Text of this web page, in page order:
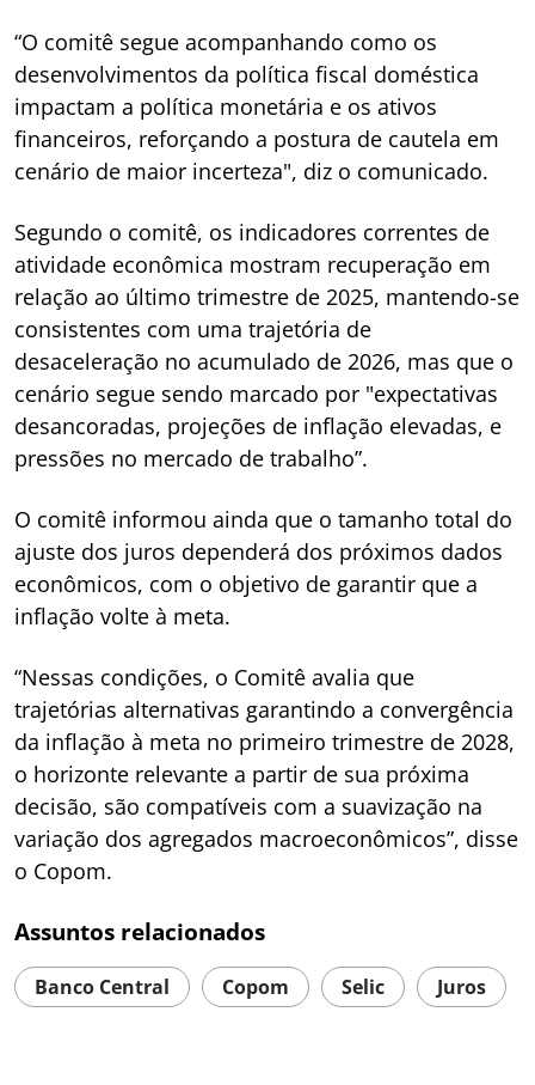
“O comitê segue acompanhando como os
desenvolvimentos da política fiscal doméstica
impactam a política monetária e os ativos
financeiros, reforçando a postura de cautela em
cenário de maior incerteza", diz o comunicado.
Segundo o comitê, os indicadores correntes de
atividade econômica mostram recuperação em
relação ao último trimestre de 2025, mantendo-se
consistentes com uma trajetória de
desaceleração no acumulado de 2026, mas que o
cenário segue sendo marcado por "expectativas
desancoradas, projeções de inflação elevadas, e
pressões no mercado de trabalho”.
O comitê informou ainda que o tamanho total do
ajuste dos juros dependerá dos próximos dados
econômicos, com o objetivo de garantir que a
inflação volte à meta.
“Nessas condições, o Comitê avalia que
trajetórias alternativas garantindo a convergência
da inflação à meta no primeiro trimestre de 2028,
o horizonte relevante a partir de sua próxima
decisão, são compatíveis com a suavização na
variação dos agregados macroeconômicos”, disse
o Copom.
Assuntos relacionados
Banco Central Copom Selic Juros